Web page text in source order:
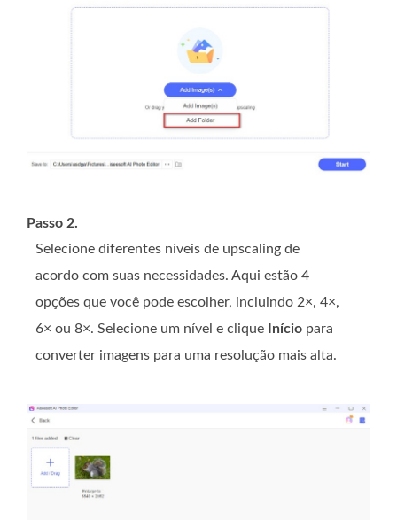
Passo 2.
Selecione diferentes níveis de upscaling de
acordo com suas necessidades. Aqui estão 4
opções que você pode escolher, incluindo 2×, 4×,
6× ou 8×. Selecione um nível e clique Início para
converter imagens para uma resolução mais alta.